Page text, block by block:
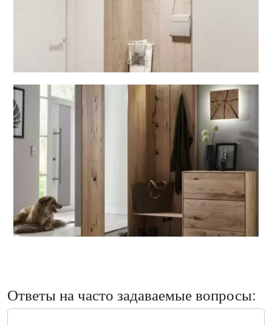
Ответы на часто задаваемые вопросы: